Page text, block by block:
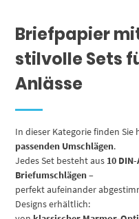
90
Menge
Briefpapier
stilvolle Sets
Anlässe
In dieser Kategorie finden Sie
passenden Umschlägen.
Jedes Set besteht aus 10
Briefumschlägen–
perfekt aufeinander
Designs erhältlich: